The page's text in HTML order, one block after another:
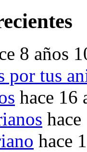
8 años
por tus
hace 16
hace